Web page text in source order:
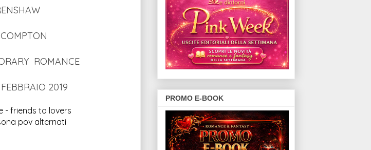
ROMANCE
2019
- friends to lovers
pov alternati
PROMO E-BOOK